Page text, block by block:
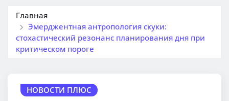
Главная
Эмерджентная антропология скуки:
стохастический резонанс планирования дня при
критическом пороге
НОВОСТИ ПЛЮС